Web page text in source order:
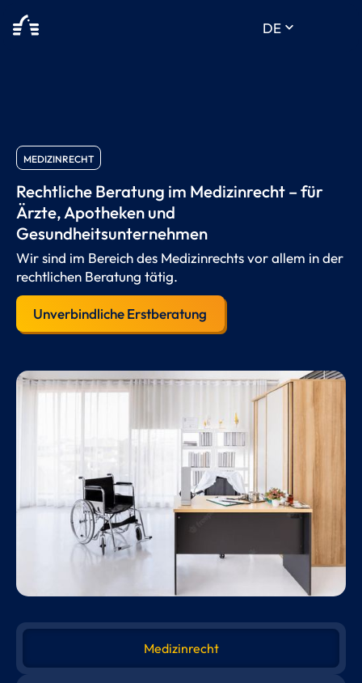
DE keyboard_arrow_down
MEDIZINRECHT
Rechtliche Beratung im Medizinrecht – für
Ärzte, Apotheken und
Gesundheitsunternehmen
Wir sind im Bereich des Medizinrechts vor allem in der
rechtlichen Beratung tätig.
Unverbindliche Erstberatung
Medizinrecht